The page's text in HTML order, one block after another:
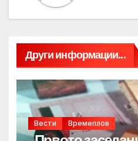
Други информации...
Вести Времеплов